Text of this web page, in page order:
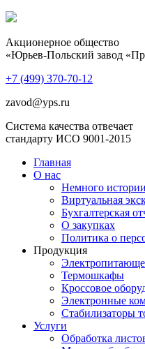
Акционерное общество
«Юрьев-Польский завод
+7 (499) 370-70-12
zavod@yps.ru
Система качества отвечает
стандарту ИСО 9001-2015
Главная
О нас
Немного истории
Виртуальная
Бухгалтерская
О закупках
Политика о
Продукция
Термошкафы
Кроссовое
Электронные
Стабилизаторы
Услуги
Обработка